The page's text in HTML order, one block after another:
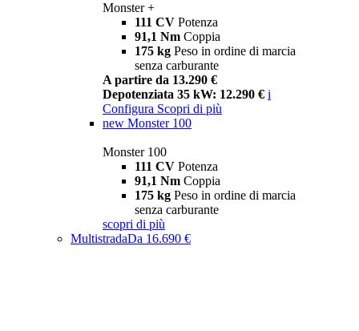
Monster +
111 CV Potenza
91,1 Nm Coppia
175 kg Peso in ordine di marcia
senza carburante
A partire da 13.290 €
Depotenziata 35 kW: 12.290 € i
Configura Scopri di più
new Monster 100
Monster 100
111 CV Potenza
91,1 Nm Coppia
175 kg Peso in ordine di marcia
senza carburante
scopri di più
MultistradaDa 16.690 €